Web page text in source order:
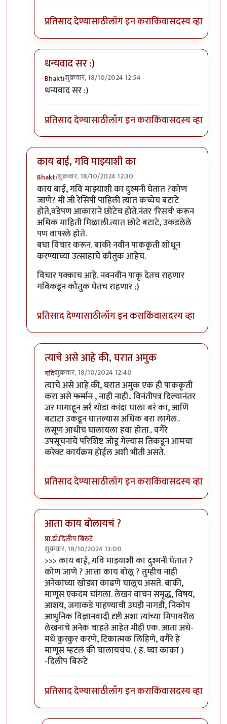
प्रतिसाद देण्यासाठीलॉग इन कराकिंवासदस्य व्हा
धन्यवाद सर :)
Bhaktiशुक्रवार, 18/10/2024 12:54
In reply toहे राम.
धन्यवाद सर :)
प्रतिसाद देण्यासाठीलॉग इन कराकिंवासदस्य व्हा
काय बाई, गवि माझ्याशी का
Bhaktiशुक्रवार, 18/10/2024 12:30
In reply toपदार्थ नवीन आहे. ताई तुम्हीbyगवि
काय बाई, गवि माझ्याशी का दुश्मनी घेतात ?कोण
जाणे? मी जी रेसिपी पाहिली त्यात कच्चेच बटाटे
होते,वडेपण आकाराने छोटेच होते.नंतर 'रिसर्च' करून
अधिक माहिती मिळाली.त्यात छोटे बटाटे, उकडलेले
पण वापरले होते.
बघा विचार करून. बाकी नवीन पाककृती शोधून
करण्याच्या उत्साहाचे कौतुक आहेच.
विचार पक्काच आहे. नवनवीन पाकृ देतच राहणार
गविकडून कौतुक घेतच राहणार ;)
प्रतिसाद देण्यासाठीलॉग इन कराकिंवासदस्य व्हा
त्याचे असे आहे की, घरात अमुक
गविशुक्रवार, 18/10/2024 12:40
In reply toकाय बाई, गवि माझ्याशी काbyBhakti
त्याचे असे आहे की, घरात अमुक एक ही पाककृती
करा असेफर्मान, नाही नाही.. विनंतीपत्र दिल्यानंतर
जर मागाहून अर्र थोडा कांदा घाला बरं का, आणि
बटाटा उकडून घातल्यास अधिक बरा लागेल..
लसूण आधीच घालायला हवा होता.. वगैरे
उपसूचनांचे परिशिष्ट जोडू गेल्यास तिकडून आमचा
करेक्ट कार्यक्रम होईल अशी भीती असते.
प्रतिसाद देण्यासाठीलॉग इन कराकिंवासदस्य व्हा
आता काय बोलायचं ?
प्रा.डॉ.दिलीप बिरुटे
शुक्रवार, 18/10/2024 13:00
In reply toकाय बाई, गवि माझ्याशी काbyBhakti
>>> काय बाई, गवि माझ्याशी का दुश्मनी घेतात ?
कोण जाणे ? आत्ता काय बोलू ? तुम्हीच नाही
अनेकांच्या खोड्या काढणे चालूच असते. बाकी,
माणूस एकदम चांगला. लेखन वाचन समृद्ध, विषय,
आशय, जगाकडे पाहण्याची उघड़ी नागडी, निकोप
आधुनिक विज्ञानवादी दृष्टी अशा त्यांच्या मिपावरील
लेखनाचे अनेक चाहते आहेत मीही एक. आता अधे-
मधे कुरकुर करणे, टिकात्मक लिहिणे, वगैरे हे
माणूस म्हटलं की चालायचंच. ( ह. घ्या काका )
-दिलीप बिरुटे
प्रतिसाद देण्यासाठीलॉग इन कराकिंवासदस्य व्हा